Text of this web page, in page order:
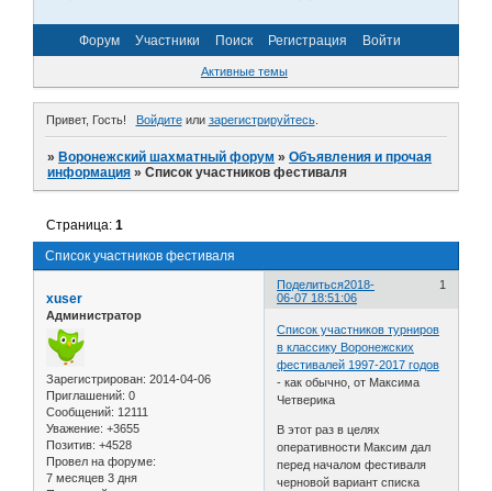
Форум Участники Поиск Регистрация Войти
Активные темы
Привет, Гость! Войдитеили зарегистрируйтесь.
»Воронежский шахматный форум »Объявления и прочая
информация »Список участников фестиваля
Список участников фестиваля
Страница:1
Поделиться 1
2018-
06-07 18:51:06
xuser
Администратор
Зарегистрирован: 2014-04-06
Приглашений: 0
Сообщений: 12111
Уважение: +3655
Позитив: +4528
Провел на форуме:
7 месяцев 3 дня
Список участников турниров
в классику Воронежских
фестивалей 1997-2017 годов
- как обычно, от Максима
Четверика
В этот раз в целях
оперативности Максим дал
перед началом фестиваля
черновой вариант списка